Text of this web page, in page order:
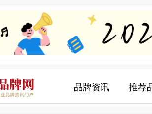
品牌资讯 推荐